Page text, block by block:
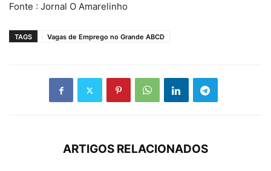
Fonte : Jornal O Amarelinho
TAGS Vagas de Emprego no Grande ABCD
ARTIGOS RELACIONADOS